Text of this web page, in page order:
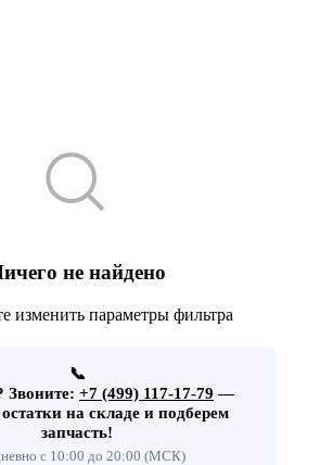
не найдено
изменить параметры фильтра
📞
Звоните: +7 (499) 117-17-79 —
на складе и подберем
запчасть!
с 10:00 до 20:00 (МСК)